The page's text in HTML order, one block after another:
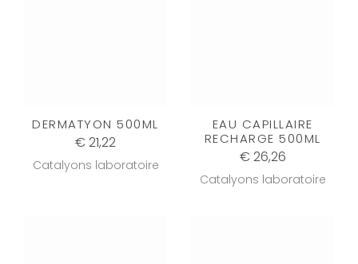
DERMATYON 500ML
€ 21,22
Catalyons laboratoire
EAU CAPILLAIRE
RECHARGE 500ML
€ 26,26
Catalyons laboratoire